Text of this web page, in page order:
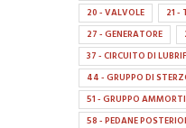
20 - VALVOLE
21 -
27 - GENERATORE
37 - CIRCUITO DI
44 - GRUPPO DI
51 - GRUPPO
58 - PEDANE